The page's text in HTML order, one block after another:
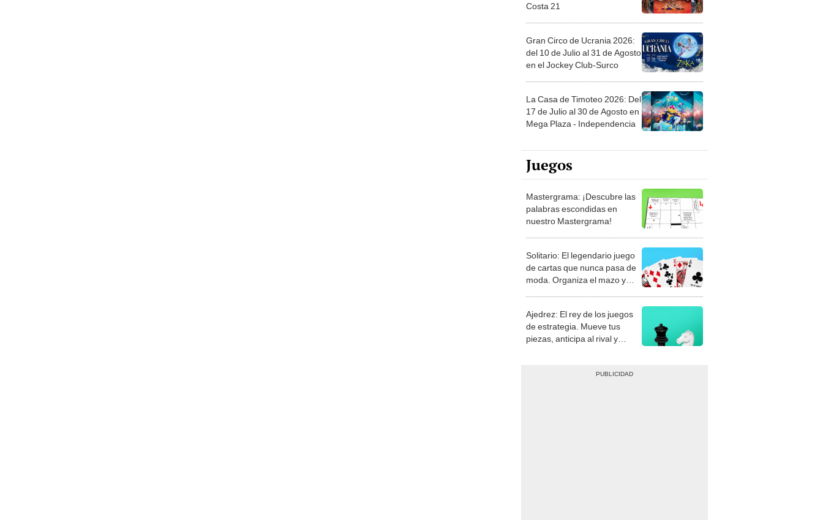
Costa 21
Gran Circo de Ucrania 2026:
del 10 de Julio al 31 de Agosto
en el Jockey Club-Surco
La Casa de Timoteo 2026: Del
17 de Julio al 30 de Agosto en
Mega Plaza - Independencia
Juegos
Mastergrama: ¡Descubre las
palabras escondidas en
nuestro Mastergrama!
Solitario: El legendario juego
de cartas que nunca pasa de
moda. Organiza el mazo y
Ajedrez: El rey de los juegos
de estrategia. Mueve tus
piezas, anticipa al rival y